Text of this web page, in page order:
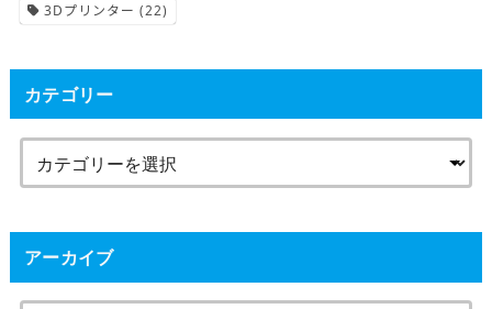
3Dプリンター (22)
カテゴリー
アーカイブ